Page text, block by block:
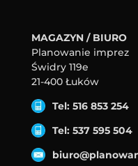
MAGAZYN / BIURO
Planowanie imprez
Świdry 119e
21-400 Łuków
Tel: 516 853 254
Tel: 537 595 504